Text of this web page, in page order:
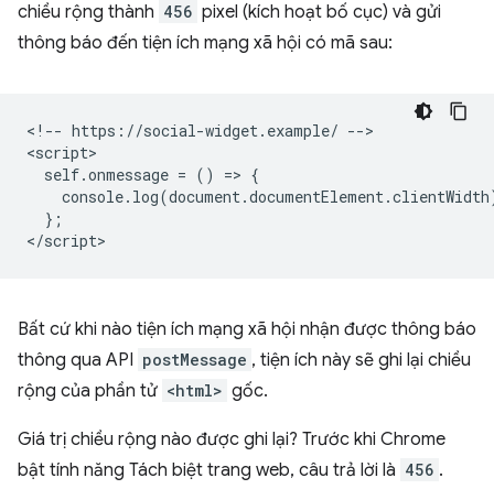
chiều rộng thành 456 pixel (kích hoạt bố cục) và gửi
thông báo đến tiện ích mạng xã hội có mã sau:
<!-- https://social-widget.example/ -->
<script>
  self.onmessage = () => {
  };
Bất cứ khi nào tiện ích mạng xã hội nhận được thông báo
thông qua API postMessage , tiện ích này sẽ ghi lại chiều
rộng của phần tử <html> gốc.
Giá trị chiều rộng nào được ghi lại? Trước khi Chrome
bật tính năng Tách biệt trang web, câu trả lời là 456 .